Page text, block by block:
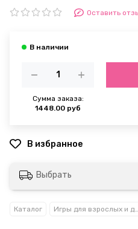
Оставить
Сумма заказа:
1448.00 руб
Выбрать
Каталог Игры для взрослых и детей